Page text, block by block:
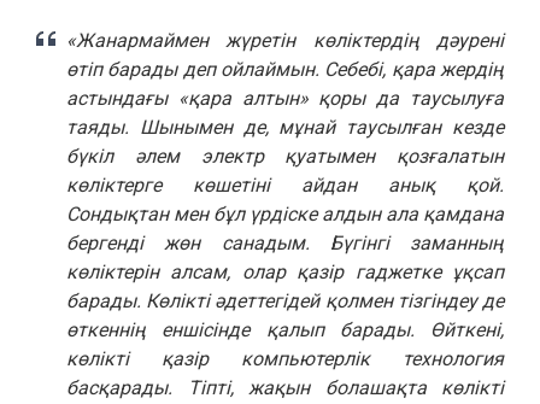
«Жанармаймен жүретін көліктердің дәурені
өтіп барады деп ойлаймын. Себебі, қара жердің
астындағы «қара алтын» қоры да таусылуға
таяды. Шынымен де, мұнай таусылған кезде
бүкіл әлем электр қуатымен қозғалатын
көліктерге көшетіні айдан анық қой.
Сондықтан мен бұл үрдіске алдын ала қамдана
бергенді жөн санадым. Бүгінгі заманның
көліктерін алсам, олар қазір гаджетке ұқсап
барады. Көлікті әдеттегідей қолмен тізгіндеу де
өткеннің еншісінде қалып барады. Өйткені,
көлікті қазір компьютерлік технология
басқарады. Тіпті, жақын болашақта көлікті